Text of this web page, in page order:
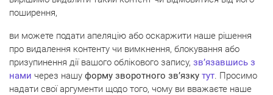
поширення,
ви можете подати апеляцію або оскаржити наше рішення
про видалення контенту чи вимкнення, блокування або
призупинення дії вашого облікового запису, зв’язавшись з
нами через нашу форму зворотного зв’язку тут. Просимо
надати свої аргументи щодо того, чому ви вважаєте наше